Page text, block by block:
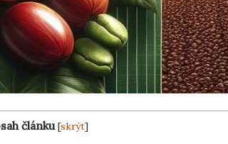
článku [skrýt]